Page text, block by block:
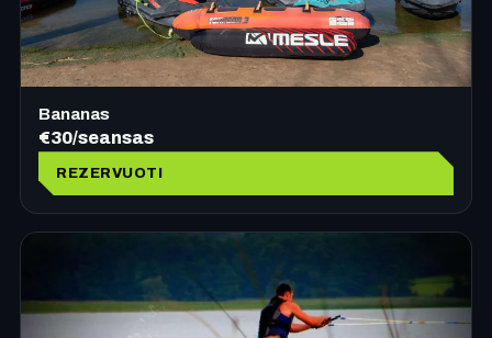
Bananas
€30/seansas
REZERVUOTI